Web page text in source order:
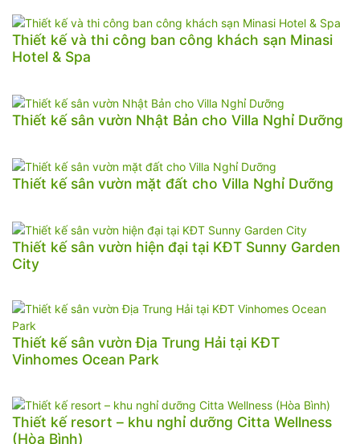
Thiết kế và thi công ban công khách sạn Minasi
Hotel & Spa
Thiết kế sân vườn Nhật Bản cho Villa Nghỉ Dưỡng
Thiết kế sân vườn mặt đất cho Villa Nghỉ Dưỡng
Thiết kế sân vườn hiện đại tại KĐT Sunny Garden
City
Thiết kế sân vườn Địa Trung Hải tại KĐT
Vinhomes Ocean Park
Thiết kế resort – khu nghỉ dưỡng Citta Wellness
(Hòa Bình)